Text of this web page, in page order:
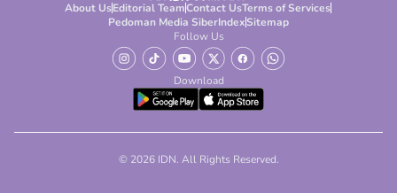
About UsEditorial TeamContact UsTerms of Services
Pedoman Media SiberIndexSitemap
Follow Us
Download
© 2026 IDN. All Rights Reserved.